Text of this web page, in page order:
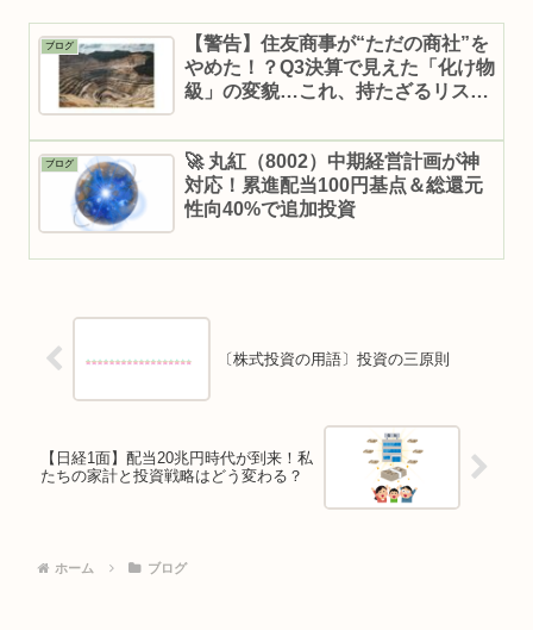
ブログ
【警告】住友商事が“ただの商社”を
やめた！？Q3決算で見えた「化け物
級」の変貌…これ、持たざるリスク
ブログ
🚀 丸紅（8002）中期経営計画が神
対応！累進配当100円基点＆総還元
性向40%で追加投資
〔株式投資の用語〕投資の三原則
【日経1面】配当20兆円時代が到来！私
たちの家計と投資戦略はどう変わる？
ホーム ブログ